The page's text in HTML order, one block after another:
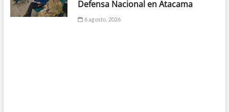
Defensa Nacional en Atacama
6 agosto, 2026